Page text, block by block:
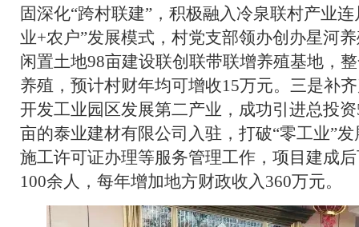
固深化“跨村联建”，积极融入冷泉联村产业
业+农户”发展模式，村党支部领办创办星河
闲置土地98亩建设联创联带联增养殖基地，
养殖，预计村财年均可增收15万元。三是补
开发工业园区发展第二产业，成功引进总投
亩的泰业建材有限公司入驻，打破“零工业”
施工许可证办理等服务管理工作，项目建成
100余人，每年增加地方财政收入360万元。